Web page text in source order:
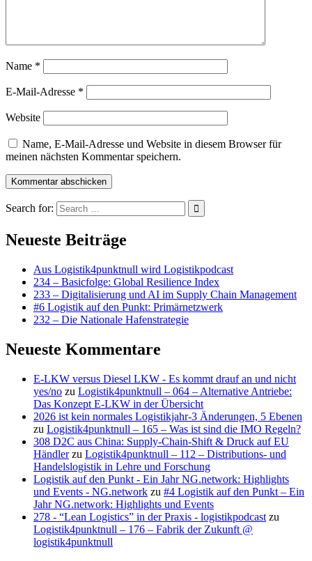
Name *
E-Mail-Adresse *
Website
Name, E-Mail-Adresse und Website in diesem Browser für
meinen nächsten Kommentar speichern.
Search for:
Neueste Beiträge
Aus Logistik4punktnull wird Logistikpodcast
234 – Basicfolge: Global Resilience Index
233 – Digitalisierung und AI im Supply Chain Management
#6 Logistik auf den Punkt: Primärnetzwerk
232 – Die Nationale Hafenstrategie
Neueste Kommentare
E-LKW versus Diesel LKW - Es kommt drauf an und nicht
yes/no zu Logistik4punktnull – 064 – Alternative Antriebe:
Das Konzept E-LKW in der Übersicht
2026 ist kein normales Logistikjahr-3 Änderungen, 5 Ebenen
zu Logistik4punktnull – 165 – Was ist sind die IMO Regeln?
308 D2C aus China: Supply-Chain-Shift & Druck auf EU
Händlerzu Logistik4punktnull – 112 – Distributions- und
Handelslogistik in Lehre und Forschung
Logistik auf den Punkt - Ein Jahr NG.network: Highlights
und Events - NG.network zu #4 Logistik auf den Punkt – Ein
Jahr NG.network: Highlights und Events
278 - “Lean Logistics” in der Praxis - logistikpodcast zu
Logistik4punktnull – 176 – Fabrik der Zukunft @
logistik4punktnull